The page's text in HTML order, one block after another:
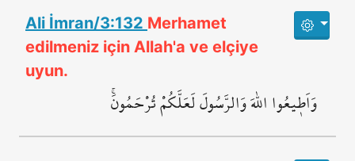
Ali İmran/3:132 Merhamet
edilmeniz için Allah'a ve elçiye
uyun.
وَاَط۪يعُوا اللّٰهَ وَالرَّسُولَ لَعَلَّكُمْ تُرْحَمُونَۚ